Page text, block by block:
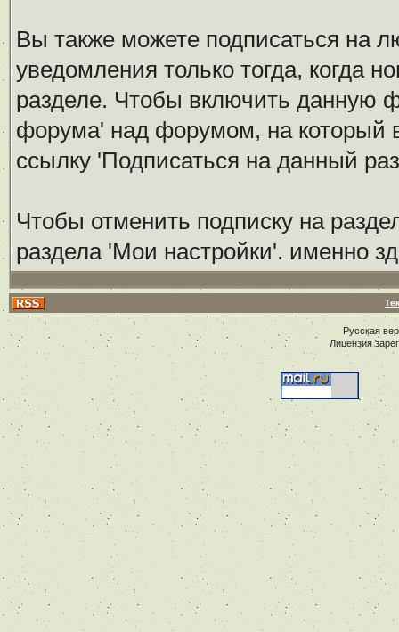
Вы также можете подписаться на
уведомления только тогда, когда
разделе. Чтобы включить данную
форума' над форумом, на который
ссылку 'Подписаться на данный
Чтобы отменить подписку на
раздела 'Мои настройки'. именно
Русская
Лицензия